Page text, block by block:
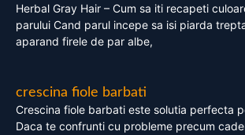
Herbal Gray Hair – Cum sa iti recapeti
parului Cand parul incepe sa isi piarda
aparand firele de par albe,
crescina fiole barbati
Crescina fiole barbati este solutia perfecta
Daca te confrunti cu probleme precum